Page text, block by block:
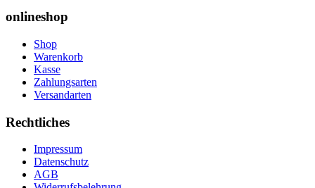
onlineshop
Shop
Warenkorb
Kasse
Zahlungsarten
Versandarten
Rechtliches
Impressum
Datenschutz
AGB